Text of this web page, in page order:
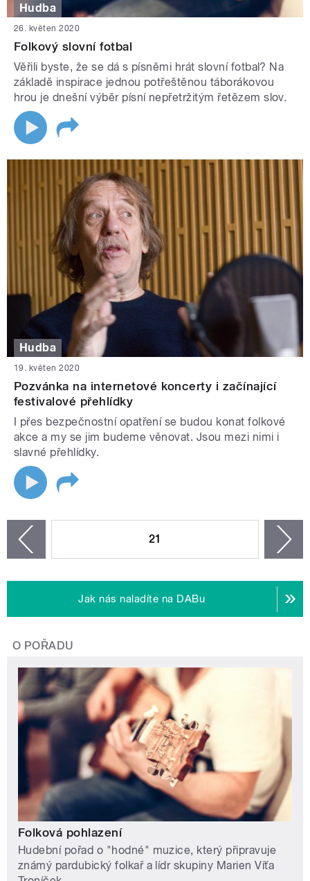
Hudba
26. květen 2020
Folkový slovní fotbal
Věřili byste, že se dá s písněmi hrát slovní fotbal? Na
základě inspirace jednou potřeštěnou táborákovou
hrou je dnešní výběr písní nepřetržitým řetězem slov.
Hudba
19. květen 2020
Pozvánka na internetové koncerty i začínající
festivalové přehlídky
I přes bezpečnostní opatření se budou konat folkové
akce a my se jim budeme věnovat. Jsou mezi nimi i
slavné přehlídky.
21
Jak nás naladíte na DABu
O POŘADU
Folková pohlazení
Hudební pořad o "hodné" muzice, který připravuje
známý pardubický folkař a lídr skupiny Marien Víťa